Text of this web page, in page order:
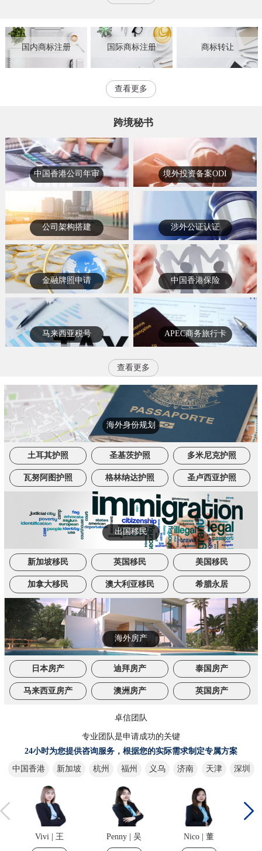
国内商标注册 国际商标注册 商标转让
查看更多
跨境秘书
中国香港公司年审 境外投资备案ODI
公司架构搭建 涉外公证认证
金融牌照申请 中国香港保险
马来西亚税号 APEC商务旅行卡
查看更多
海外身份规划
土耳其护照 圣基茨护照 多米尼克护照
瓦努阿图护照 格林纳达护照 圣卢西亚护照
出国移民
新加坡移民 英国移民 美国移民
加拿大移民 澳大利亚移民 希腊永居
海外房产
日本房产 迪拜房产 泰国房产
马来西亚房产 澳洲房产 英国房产
卓信团队
专业团队是申请成功的关键
24小时为您提供咨询服务，根据您的实际需求制定专属方案
中国香港
新加坡 杭州 福州 义乌 济南 天津 深圳
Vivi | 王 Penny | 吴 Nico | 董